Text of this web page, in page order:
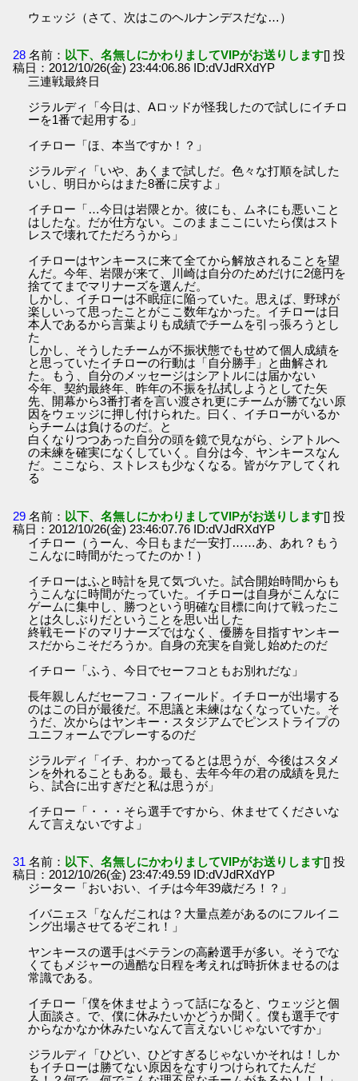
ウェッジ（さて、次はこのヘルナンデスだな…）
28 名前： 以下、名無しにかわりましてVIPがお送りします[] 投
稿日：2012/10/26(金) 23:44:06.86 ID:dVJdRXdYP
三連戦最終日
ジラルディ「今日は、Aロッドが怪我したので試しにイチロ
ーを1番で起用する」
イチロー「ほ、本当ですか！？」
ジラルディ「いや、あくまで試しだ。色々な打順を試した
いし、明日からはまた8番に戻すよ」
イチロー「…今日は岩隈とか。彼にも、ムネにも悪いこと
はしたな。だが仕方ない。このままここにいたら僕はスト
レスで壊れてただろうから」
イチローはヤンキースに来て全てから解放されることを望
んだ。今年、岩隈が来て、川崎は自分のためだけに2億円を
捨ててまでマリナーズを選んだ。
しかし、イチローは不眠症に陥っていた。思えば、野球が
楽しいって思ったことがここ数年なかった。イチローは日
本人であるから言葉よりも成績でチームを引っ張ろうとし
た
しかし、そうしたチームが不振状態でもせめて個人成績を
と思っていたイチローの行動は「自分勝手」と曲解され
た。もう、自分のメッセージはシアトルには届かない
今年、契約最終年、昨年の不振を払拭しようとしてた矢
先、開幕から3番打者を言い渡され更にチームが勝てない原
因をウェッジに押し付けられた。曰く、イチローがいるか
らチームは負けるのだ。と
白くなりつつあった自分の頭を鏡で見ながら、シアトルへ
の未練を確実になくしていく。自分は今、ヤンキースなん
だ。ここなら、ストレスも少なくなる。皆がケアしてくれ
る
29 名前： 以下、名無しにかわりましてVIPがお送りします[] 投
稿日：2012/10/26(金) 23:46:07.76 ID:dVJdRXdYP
イチロー（うーん、今日もまだ一安打……あ、あれ？もう
こんなに時間がたってたのか！）
イチローはふと時計を見て気づいた。試合開始時間からも
うこんなに時間がたっていた。イチローは自身がこんなに
ゲームに集中し、勝つという明確な目標に向けて戦ったこ
とは久しぶりだということを思い出した
終戦モードのマリナーズではなく、優勝を目指すヤンキー
スだからこそだろうか。自身の充実を自覚し始めたのだ
イチロー「ふう、今日でセーフコともお別れだな」
長年親しんだセーフコ・フィールド。イチローが出場する
のはこの日が最後だ。不思議と未練はなくなっていた。そ
うだ、次からはヤンキー・スタジアムでピンストライプの
ユニフォームでプレーするのだ
ジラルディ「イチ、わかってるとは思うが、今後はスタメ
ンを外れることもある。最も、去年今年の君の成績を見た
ら、試合に出すぎだと私は思うが」
イチロー「・・・そら選手ですから、休ませてくださいな
んて言えないですよ」
31 名前： 以下、名無しにかわりましてVIPがお送りします[] 投
稿日：2012/10/26(金) 23:47:49.59 ID:dVJdRXdYP
ジーター「おいおい、イチは今年39歳だろ！？」
イバニェス「なんだこれは？大量点差があるのにフルイニ
ング出場させてるぞこれ！」
ヤンキースの選手はベテランの高齢選手が多い。そうでな
くてもメジャーの過酷な日程を考えれば時折休ませるのは
常識である。
イチロー「僕を休ませようって話になると、ウェッジと個
人面談さ。で、僕に休みたいかどうか聞く。僕も選手です
からなかなか休みたいなんて言えないじゃないですか」
ジラルディ「ひどい、ひどすぎるじゃないかそれは！しか
もイチローは勝てない原因をなすりつけられてたんだ